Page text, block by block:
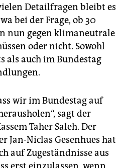
Detailfragen bleibt es
bei der Frage, ob 30
nun gegen klimaneutrale
oder nicht. Sowohl
als auch im Bundestag
wir im Bundestag auf
sagt der
Taher Saleh. Der
Jan-Niclas Gesenhues hat
auf Zugeständnisse aus